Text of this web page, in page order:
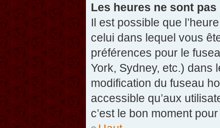
Les heures ne sont
Il est possible que
celui dans lequel vous
préférences pour le
York, Sydney, etc.) dans
modification du fuseau
accessible qu’aux
c’est le bon moment